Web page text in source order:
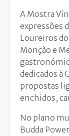
A Mostra
expressões
Loureiros
Monção e
dedicados
propostas
enchidos,
No plano
Budda